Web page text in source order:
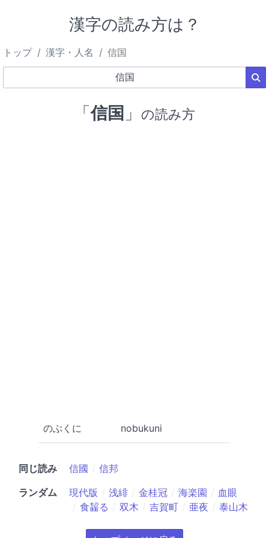
漢字の読み方は？
トップ 漢字・人名 信国
「信国 」 の読み方
のぶくに nobukuni
同じ読み 信國
信邦
ランダム
現代版 浅緋 金桂冠 海楽園
血眼
食齧る
双木 吉賀町 亜夜 泰山木